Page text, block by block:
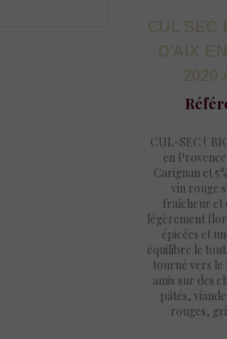
CUL SEC
D'AIX
2020
CUL-SEC !
en
Carignan et
vin rouge
fraîcheur et
légèrement
épicées et
équilibre le
tourné vers
amis sur des
pâtés,
rouges,